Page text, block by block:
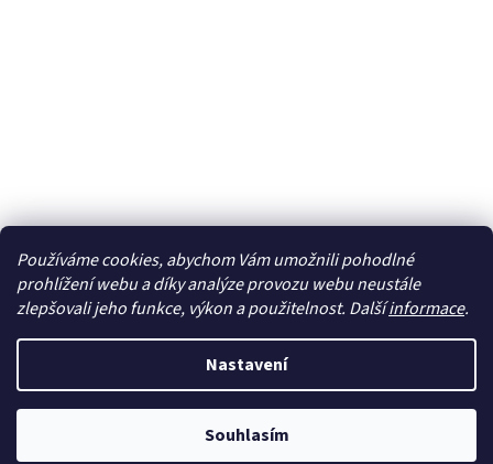
Používáme cookies, abychom Vám umožnili pohodlné
prohlížení webu a díky analýze provozu webu neustále
zlepšovali jeho funkce, výkon a použitelnost. Dalšíinformace.
Nastavení
Souhlasím
Sledovat na Instagramu
Copyright 2026cdmc.cz. Všechna práva vyhrazena.Upravit
nastavení cookies